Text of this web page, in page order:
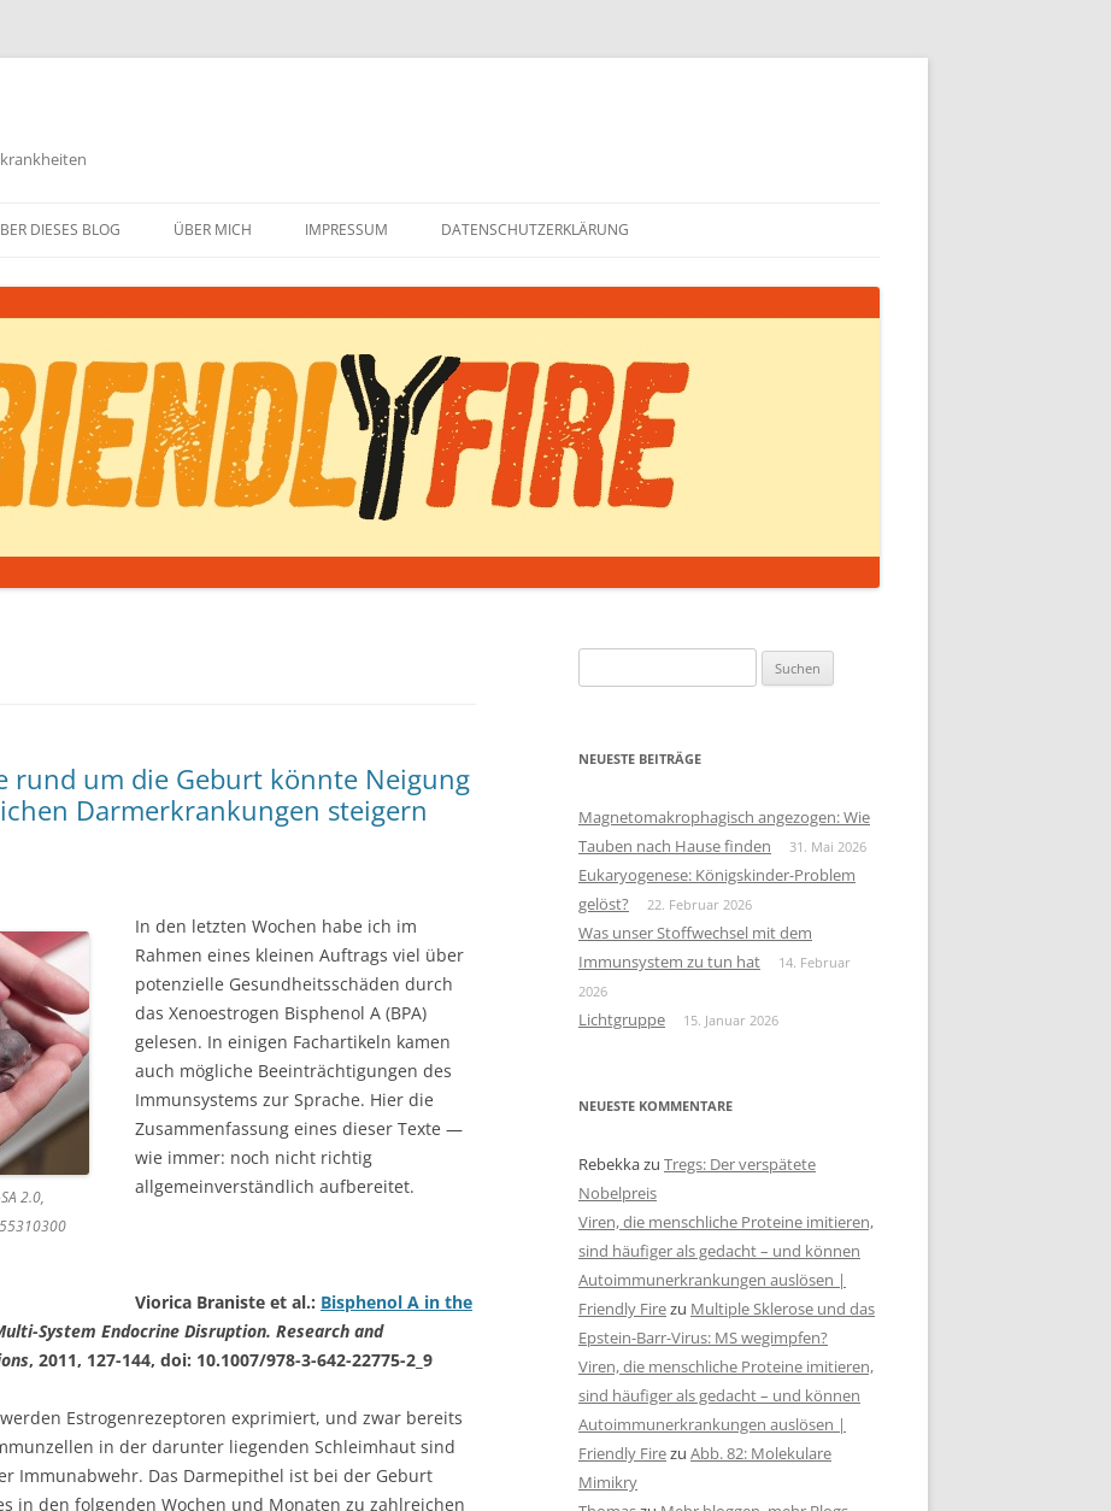
DIESES BLOG ÜBER MICH IMPRESSUM DATENSCHUTZERKLÄRUNG
rund um die Geburt könnte Neigung
Darmerkrankungen steigern
2.0,
In den letzten Wochen habe ich im
Rahmen eines kleinen Auftrags viel über
potenzielle Gesundheitsschäden durch
das Xenoestrogen Bisphenol A (BPA)
gelesen. In einigen Fachartikeln kamen
auch mögliche Beeinträchtigungen des
Immunsystems zur Sprache. Hier die
Zusammenfassung eines dieser Texte —
wie immer: noch nicht richtig
allgemeinverständlich aufbereitet.
Viorica Braniste et al.: Bisphenol A in the
System Endocrine Disruption. Research and
, 2011, 127-144, doi: 10.1007/978-3-642-22775-2_9
Estrogenrezeptoren exprimiert, und zwar bereits
in der darunter liegenden Schleimhaut sind
Immunabwehr. Das Darmepithel ist bei der Geburt
in den folgenden Wochen und Monaten zu zahlreichen
nach:
NEUESTE BEITRÄGE
Magnetomakrophagisch angezogen: Wie
Tauben nach Hause finden
31. Mai 2026
Eukaryogenese: Königskinder-Problem
gelöst?
22. Februar 2026
Was unser Stoffwechsel mit dem
Immunsystem zu tun hat
14. Februar
2026
Lichtgruppe 15. Januar 2026
NEUESTE KOMMENTARE
Rebekkazu Tregs: Der verspätete
Nobelpreis
Viren, die menschliche Proteine imitieren,
sind häufiger als gedacht – und können
Autoimmunerkrankungen auslösen |
Friendly Firezu Multiple Sklerose und das
Epstein-Barr-Virus: MS wegimpfen?
Viren, die menschliche Proteine imitieren,
sind häufiger als gedacht – und können
Autoimmunerkrankungen auslösen |
Friendly Firezu Abb. 82: Molekulare
Mimikry